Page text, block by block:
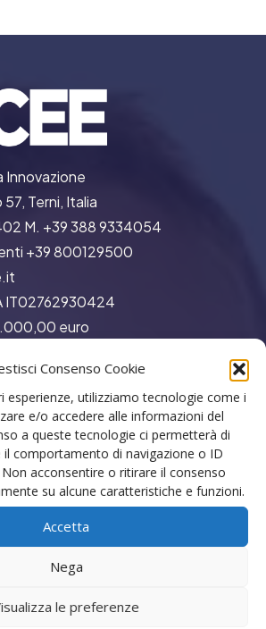
Consenso Cookie
esperienze, utilizziamo tecnologie come i
e/o accedere alle informazioni del
a queste tecnologie ci permetterà di
comportamento di navigazione o ID
acconsentire o ritirare il consenso
su alcune caratteristiche e funzioni.
Accetta
Nega
le preferenze
Innovazione
Terni, Italia
M. +39 388 9334054
+39 800129500
IT02762930424
euro
GO